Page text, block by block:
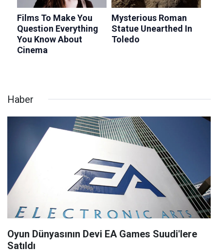
Haber
Oyun Dünyasının Devi EA Games Suudi'lere
Satıldı